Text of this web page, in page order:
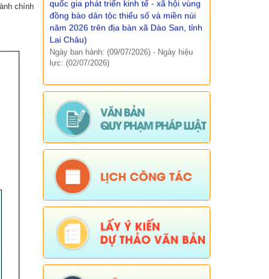
chính
năm 2026 trên địa bàn xã Dào San, tỉnh
Lai Châu)
Ngày ban hành: (09/07/2026) -Ngày hiệu
lực: (02/07/2026)
Số:23/NQ - HĐND
lại và đặt tên các bản trên địa bàn xã
dào san năm 2026)
Ngày ban hành: (01/07/2026)
lực: (25/06/2026)
Số:Số: 09/QĐ-UBND
thủ tục hành chính thuộc thẩm quyền
giải quyết của UBND xã Dào San)
Ngày ban hành: (15/04/2026)
lực: (06/01/2026)
Số:Số: 10/QĐ-UBND
Tên:(Quyết định về việc công khai
danh mục thủ tục hành chính thực hiện
không phụ thuộc vào địa giới hành